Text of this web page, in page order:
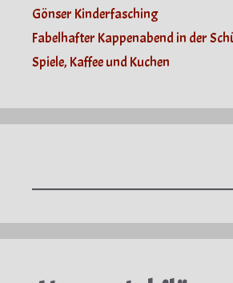
Gönser Kinderfasching
Fabelhafter Kappenabend in der
Spiele, Kaffee und Kuchen